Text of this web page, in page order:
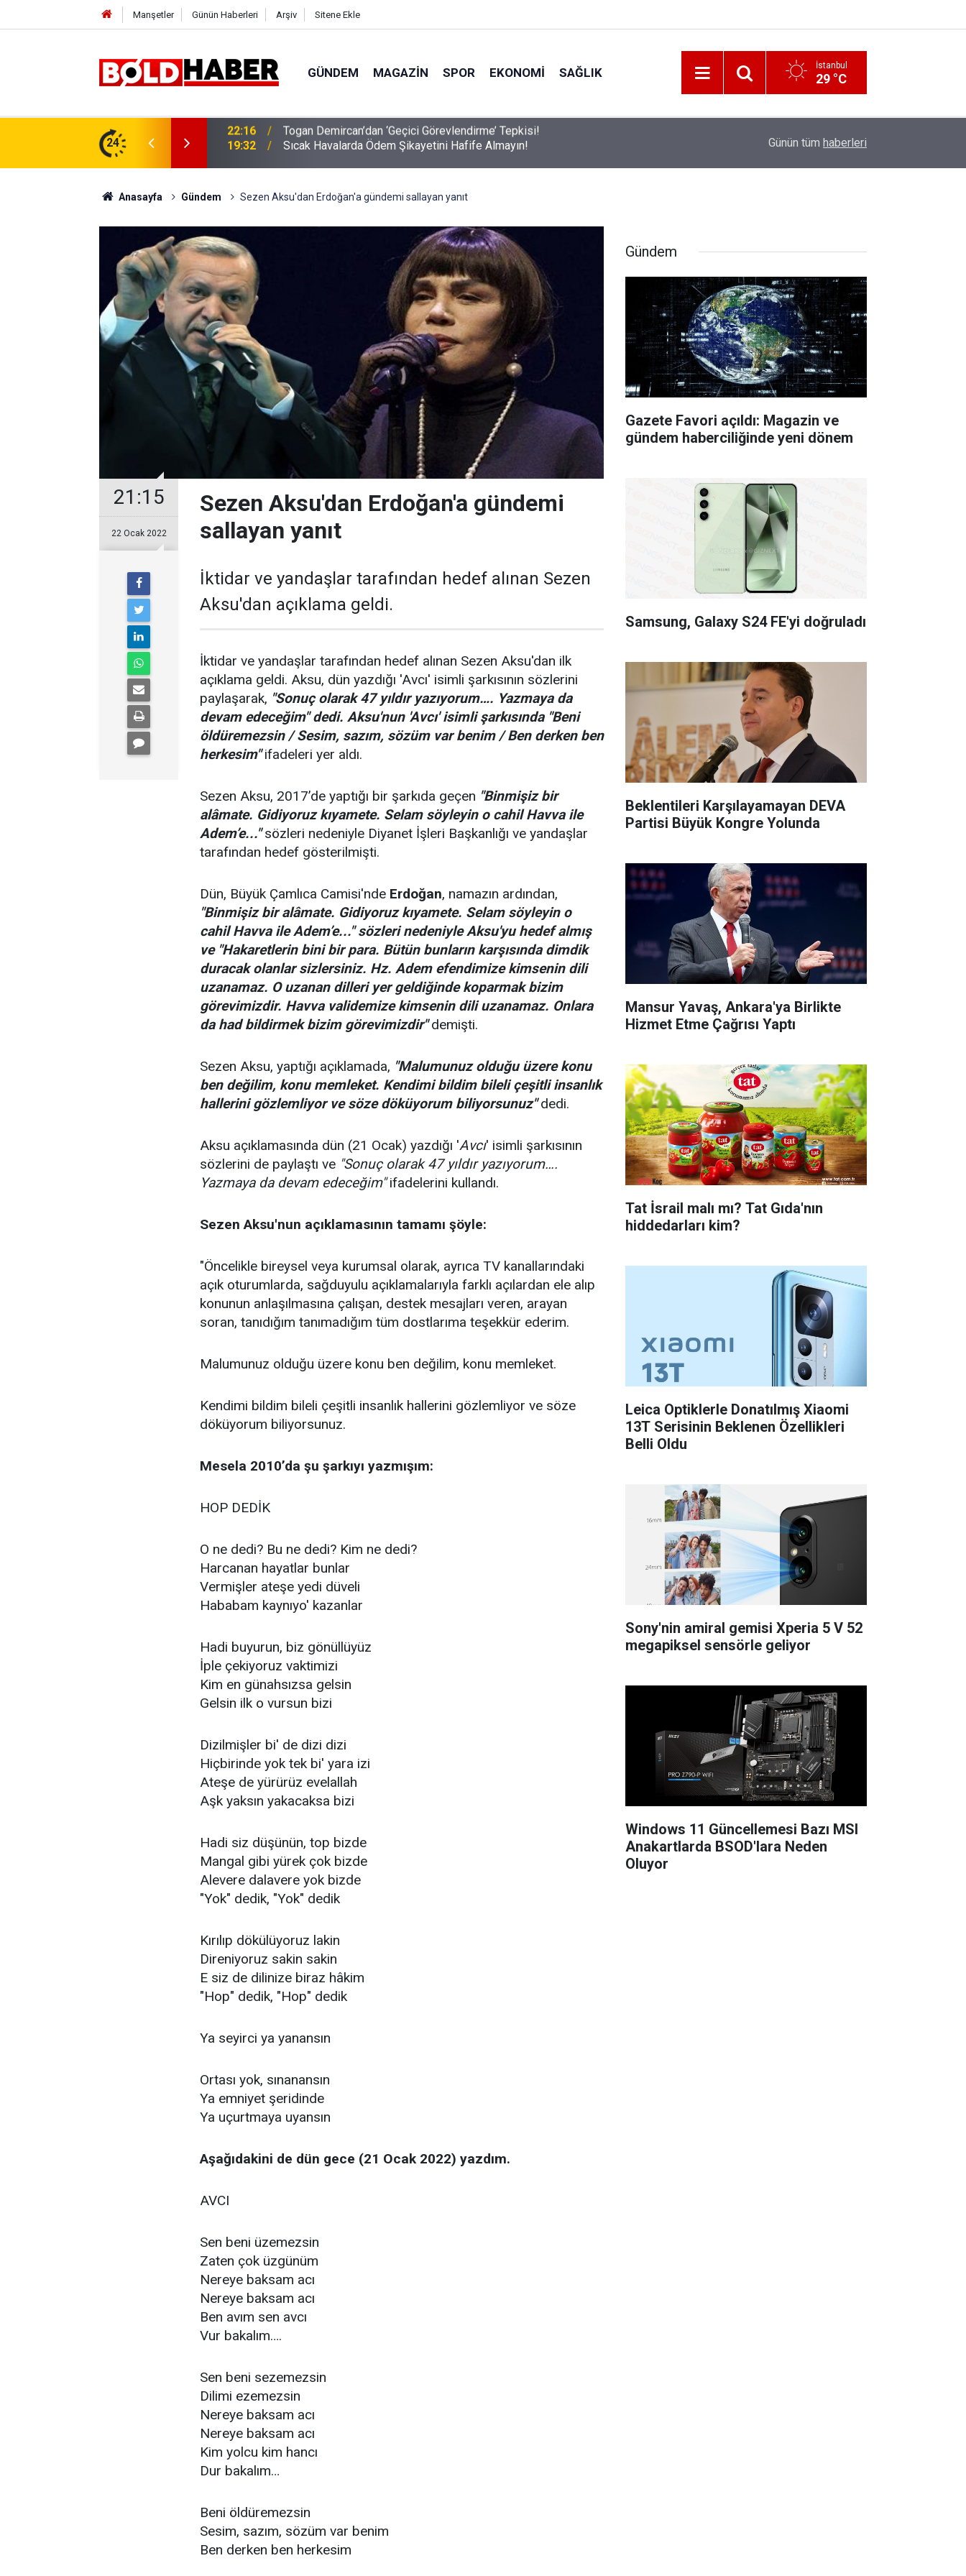
Manşetler Günün Haberleri Arşiv Sitene Ekle
GÜNDEM MAGAZIN SPOR EKONOMI SAĞLIK İstanbul
29 °C
24 19:32 Sıcak Havalarda Ödem Şikayetini Hafife Almayın! İzmir 112’de Kan Donduran İddialar!
Günün tüm haberleri
Anasayfa Gündem Sezen Aksu'dan Erdoğan'a gündemi sallayan yanıt
21:15
22 Ocak 2022
Sezen Aksu'dan Erdoğan'a gündemi
sallayan yanıt
İktidar ve yandaşlar tarafından hedef alınan Sezen
Aksu'dan açıklama geldi.
İktidar ve yandaşlar tarafından hedef alınan Sezen Aksu'dan ilk
açıklama geldi. Aksu, dün yazdığı 'Avcı' isimli şarkısının sözlerini
paylaşarak, "Sonuç olarak 47 yıldır yazıyorum…. Yazmaya da
devam edeceğim" dedi. Aksu'nun 'Avcı' isimli şarkısında "Beni
öldüremezsin / Sesim, sazım, sözüm var benim / Ben derken ben
herkesim"ifadeleri yer aldı.
Sezen Aksu, 2017’de yaptığı bir şarkıda geçen "Binmişiz bir
alâmate. Gidiyoruz kıyamete. Selam söyleyin o cahil Havva ile
Adem’e..."sözleri nedeniyle Diyanet İşleri Başkanlığı ve yandaşlar
tarafından hedef gösterilmişti.
Dün, Büyük Çamlıca Camisi'nde Erdoğan, namazın ardından,
"Binmişiz bir alâmate. Gidiyoruz kıyamete. Selam söyleyin o
cahil Havva ile Adem’e..." sözleri nedeniyle Aksu'yu hedef almış
ve "Hakaretlerin bini bir para. Bütün bunların karşısında dimdik
duracak olanlar sizlersiniz. Hz. Adem efendimize kimsenin dili
uzanamaz. O uzanan dilleri yer geldiğinde koparmak bizim
görevimizdir. Havva validemize kimsenin dili uzanamaz. Onlara
da had bildirmek bizim görevimizdir"demişti.
Sezen Aksu, yaptığı açıklamada, "Malumunuz olduğu üzere konu
ben değilim, konu memleket. Kendimi bildim bileli çeşitli insanlık
hallerini gözlemliyor ve söze döküyorum biliyorsunuz"dedi.
Aksu açıklamasında dün (21 Ocak) yazdığı 'Avcı' isimli şarkısının
sözlerini de paylaştı ve "Sonuç olarak 47 yıldır yazıyorum….
Yazmaya da devam edeceğim"ifadelerini kullandı.
Sezen Aksu'nun açıklamasının tamamı şöyle:
"Öncelikle bireysel veya kurumsal olarak, ayrıca TV kanallarındaki
açık oturumlarda, sağduyulu açıklamalarıyla farklı açılardan ele alıp
konunun anlaşılmasına çalışan, destek mesajları veren, arayan
soran, tanıdığım tanımadığım tüm dostlarıma teşekkür ederim.
Malumunuz olduğu üzere konu ben değilim, konu memleket.
Kendimi bildim bileli çeşitli insanlık hallerini gözlemliyor ve söze
döküyorum biliyorsunuz.
Mesela 2010’da şu şarkıyı yazmışım:
HOP DEDİK
O ne dedi? Bu ne dedi? Kim ne dedi?
Harcanan hayatlar bunlar
Vermişler ateşe yedi düveli
Hababam kaynıyo' kazanlar
Hadi buyurun, biz gönüllüyüz
İple çekiyoruz vaktimizi
Kim en günahsızsa gelsin
Gelsin ilk o vursun bizi
Dizilmişler bi' de dizi dizi
Hiçbirinde yok tek bi' yara izi
Ateşe de yürürüz evelallah
Aşk yaksın yakacaksa bizi
Hadi siz düşünün, top bizde
Mangal gibi yürek çok bizde
Alevere dalavere yok bizde
"Yok" dedik, "Yok" dedik
Kırılıp dökülüyoruz lakin
Direniyoruz sakin sakin
E siz de dilinize biraz hâkim
"Hop" dedik, "Hop" dedik
Ya seyirci ya yanansın
Ortası yok, sınanansın
Ya emniyet şeridinde
Ya uçurtmaya uyansın
Aşağıdakini de dün gece (21 Ocak 2022) yazdım.
AVCI
Sen beni üzemezsin
Zaten çok üzgünüm
Nereye baksam acı
Nereye baksam acı
Ben avım sen avcı
Vur bakalım….
Sen beni sezemezsin
Dilimi ezemezsin
Nereye baksam acı
Nereye baksam acı
Kim yolcu kim hancı
Dur bakalım…
Beni öldüremezsin
Sesim, sazım, sözüm var benim
Ben derken ben herkesim
Gündem
Gazete Favori açıldı: Magazin ve
gündem haberciliğinde yeni dönem
Samsung, Galaxy S24 FE'yi doğruladı
Beklentileri Karşılayamayan DEVA
Partisi Büyük Kongre Yolunda
Mansur Yavaş, Ankara'ya Birlikte
Hizmet Etme Çağrısı Yaptı
Tat İsrail malı mı? Tat Gıda'nın
hiddedarları kim?
Leica Optiklerle Donatılmış Xiaomi
13T Serisinin Beklenen Özellikleri
Belli Oldu
Sony'nin amiral gemisi Xperia 5 V 52
megapiksel sensörle geliyor
Windows 11 Güncellemesi Bazı MSI
Anakartlarda BSOD'lara Neden
Oluyor